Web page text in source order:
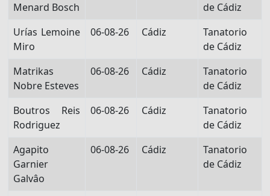
Menard Bosch
de Cádiz
Urías Lemoine
Miro
06-08-26 Cádiz
Tanatorio
de Cádiz
Matrikas
Nobre Esteves
06-08-26 Cádiz
Tanatorio
de Cádiz
Boutros Reis
Rodriguez
06-08-26 Cádiz
Tanatorio
de Cádiz
Agapito
Garnier
Galvâo
06-08-26 Cádiz
Tanatorio
de Cádiz